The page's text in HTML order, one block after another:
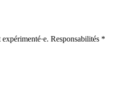
Responsabilités *